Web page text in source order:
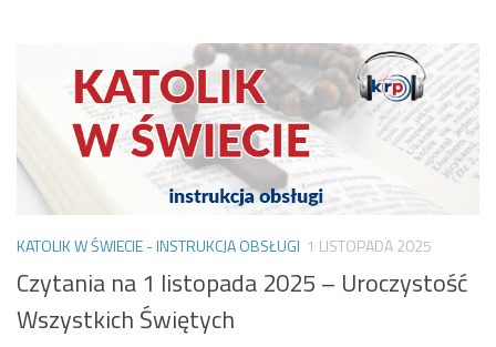
KATOLIK W ŚWIECIE - INSTRUKCJA OBSŁUGI 1 LISTOPADA 2025
Czytania na 1 listopada 2025 – Uroczystość
Wszystkich Świętych